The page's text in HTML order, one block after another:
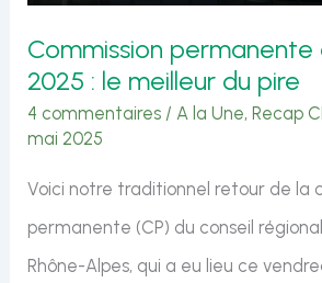
pire
Commission permanente
2025 : le meilleur du pire
4 commentaires /A la Une,Recap
mai 2025
Voici notre traditionnel retour de la
permanente (CP) du conseil
Rhône-Alpes, qui a eu lieu ce